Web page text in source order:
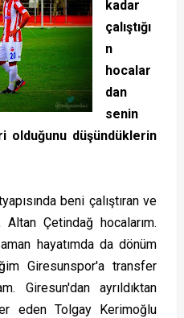
kadar
çalıştığı
n
hocalar
dan
senin
olduğunu düşündüklerin
beni çalıştıran ve
Çetindağ hocalarım.
hayatımda da dönüm
Giresunspor'a transfer
Giresun'dan ayrıldıktan
eden Tolgay Kerimoğlu